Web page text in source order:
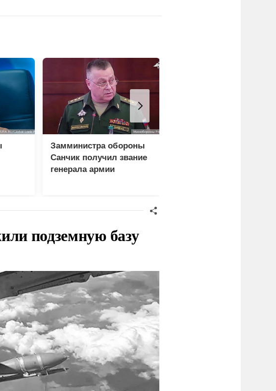
Замминистра обороны
Санчик получил звание
генерала армии
подземную базу